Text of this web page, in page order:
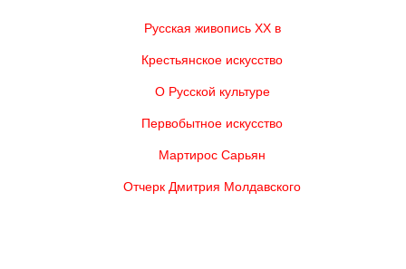
Русская живопись XX в
Крестьянское искусство
О Русской культуре
Первобытное искусство
Мартирос Сарьян
Отчерк Дмитрия Молдавского